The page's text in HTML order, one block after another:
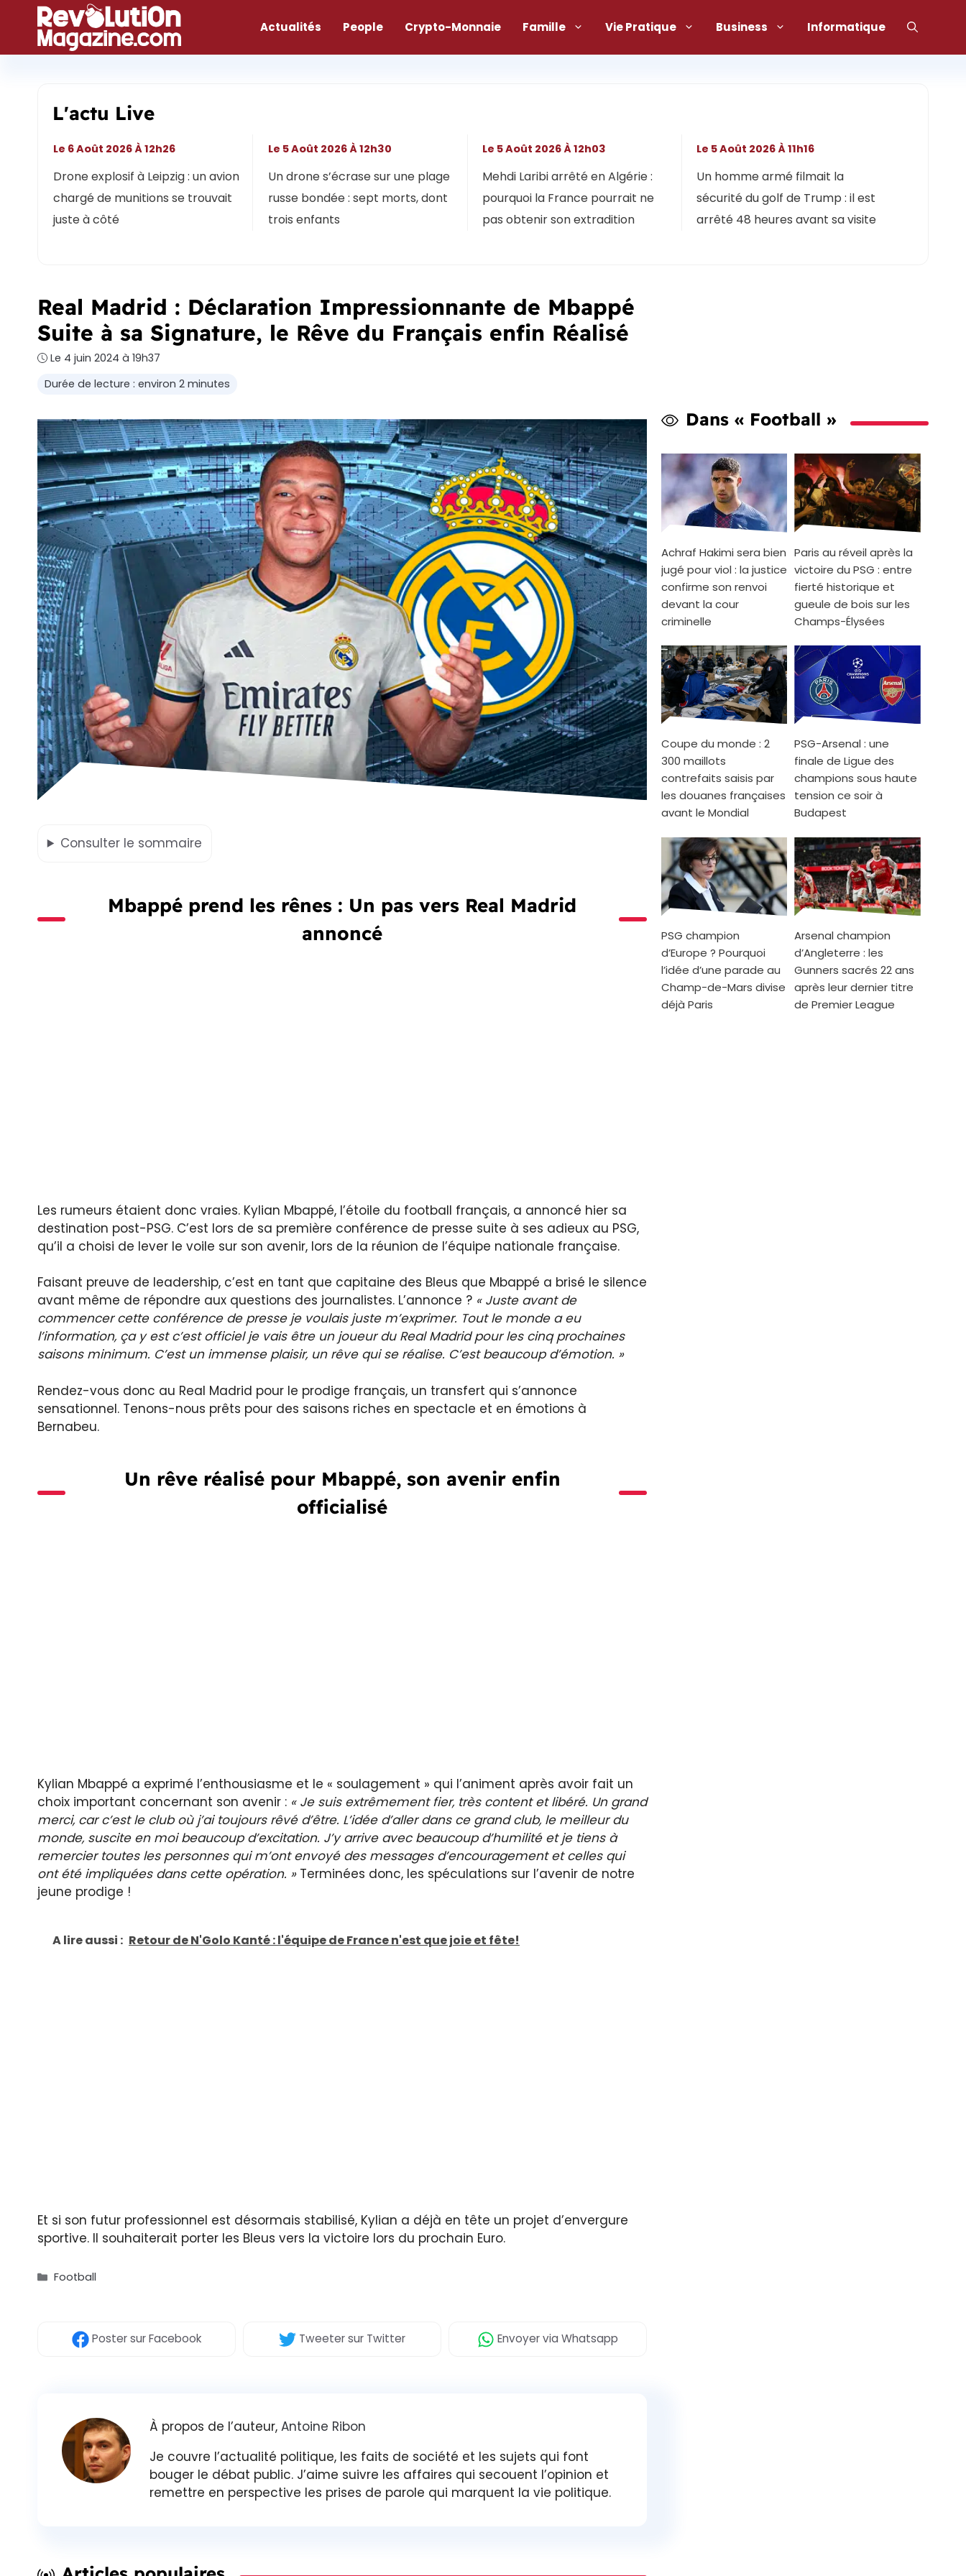
contenu
Actualités People Crypto-Monnaie Famille Vie Pratique Business Informatique
L'actu Live
Drone explosif à Leipzig : un avion
chargé de munitions se trouvait
juste à côté
Le 6 Août 2026 À 12h26
Un drone s’écrase sur une plage
russe bondée : sept morts, dont
trois enfants
Le 5 Août 2026 À 12h30
Mehdi Laribi arrêté en Algérie :
pourquoi la France pourrait ne
pas obtenir son extradition
Le 5 Août 2026 À 12h03
Un homme armé filmait la
sécurité du golf de Trump : il est
arrêté 48 heures avant sa visite
Le 5 Août 2026 À 11h16
Real Madrid : Déclaration Impressionnante de Mbappé
Suite à sa Signature, le Rêve du Français enfin Réalisé
Le 4 juin 2024 à 19h37
Durée de lecture : environ 2 minutes
Consulter le sommaire
Mbappé prend les rênes : Un pas vers Real Madrid
annoncé
Les rumeurs étaient donc vraies. Kylian Mbappé, l’étoile du football français, a annoncé hier sa
destination post-PSG. C’est lors de sa première conférence de presse suite à ses adieux au PSG,
qu’il a choisi de lever le voile sur son avenir, lors de la réunion de l’équipe nationale française.
Faisant preuve de leadership, c’est en tant que capitaine des Bleus que Mbappé a brisé le silence
avant même de répondre aux questions des journalistes. L’annonce ? « Juste avant de
commencer cette conférence de presse je voulais juste m’exprimer. Tout le monde a eu
l’information, ça y est c’est officiel je vais être un joueur du Real Madrid pour les cinq prochaines
saisons minimum. C’est un immense plaisir, un rêve qui se réalise. C’est beaucoup d’émotion. »
Rendez-vous donc au Real Madrid pour le prodige français, un transfert qui s’annonce
sensationnel. Tenons-nous prêts pour des saisons riches en spectacle et en émotions à
Bernabeu.
Un rêve réalisé pour Mbappé, son avenir enfin
officialisé
Kylian Mbappé a exprimé l’enthousiasme et le « soulagement » qui l’animent après avoir fait un
choix important concernant son avenir : « Je suis extrêmement fier, très content et libéré. Un grand
merci, car c’est le club où j’ai toujours rêvé d’être. L’idée d’aller dans ce grand club, le meilleur du
monde, suscite en moi beaucoup d’excitation. J’y arrive avec beaucoup d’humilité et je tiens à
remercier toutes les personnes qui m’ont envoyé des messages d’encouragement et celles qui
ont été impliquées dans cette opération. »Terminées donc, les spéculations sur l’avenir de notre
jeune prodige !
A lire aussi : Retour de N'Golo Kanté : l'équipe de France n'est que joie et fête!
Et si son futur professionnel est désormais stabilisé, Kylian a déjà en tête un projet d’envergure
sportive. Il souhaiterait porter les Bleus vers la victoire lors du prochain Euro.
Catégories
Football
Postersur Facebook Tweetersur Twitter Envoyervia Whatsapp
À propos de l’auteur, Antoine Ribon
Je couvre l’actualité politique, les faits de société et les sujets qui font
bouger le débat public. J’aime suivre les affaires qui secouent l’opinion et
remettre en perspective les prises de parole qui marquent la vie politique.
Dans « Football »
Achraf Hakimi sera bien
jugé pour viol : la justice
confirme son renvoi
devant la cour
criminelle
Paris au réveil après la
victoire du PSG : entre
fierté historique et
gueule de bois sur les
Champs-Élysées
Coupe du monde : 2
300 maillots
contrefaits saisis par
les douanes françaises
avant le Mondial
PSG-Arsenal : une
finale de Ligue des
champions sous haute
tension ce soir à
Budapest
PSG champion
d’Europe ? Pourquoi
l’idée d’une parade au
Champ-de-Mars divise
déjà Paris
Arsenal champion
d’Angleterre : les
Gunners sacrés 22 ans
après leur dernier titre
de Premier League